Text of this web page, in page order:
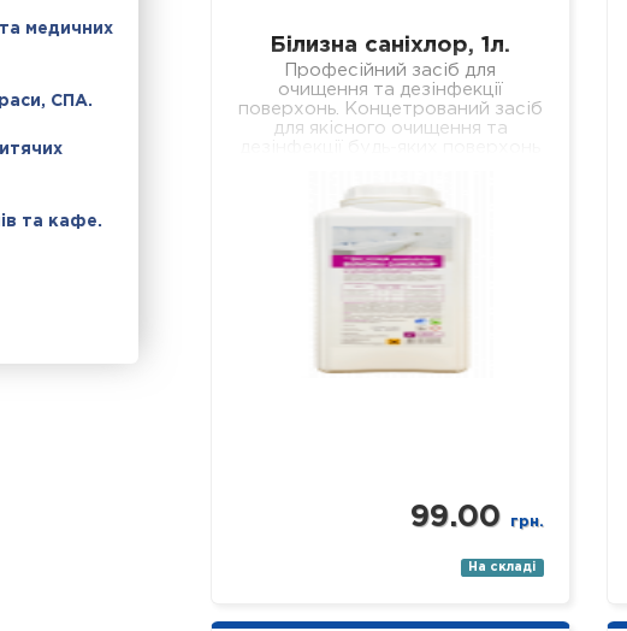
медичних
СПА.
та кафе.
Білизна саніхлор, 1л.
Професійний засіб для
очищення та дезінфекції
поверхонь. Концетрований засіб
для якісного очищення та
раковини, ванни, душові піддони
тощо). Засіб якісно…
99.00 грн.
На складі